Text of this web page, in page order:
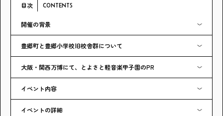
目次 CONTENTS
開催の背景
豊郷町と豊郷小学校旧校舎群について
大阪・関西万博にて、とよさと軽音楽甲子園のPR
イベント内容
イベントの詳細